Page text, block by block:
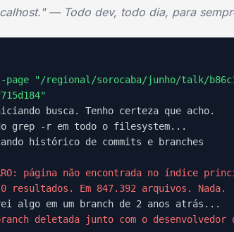
— Todo dev, todo dia, para
"/regional/sorocaba/junho/talk/
busca. Tenho certeza que acho.
grep -r em todo o filesystem...
histórico de commits e branches
página não encontrada no índice
0 resultados. Em 847.392 arquivos. Nada.
algo em um branch de 2 anos atrás...
deletada junto com o desenvolvedor